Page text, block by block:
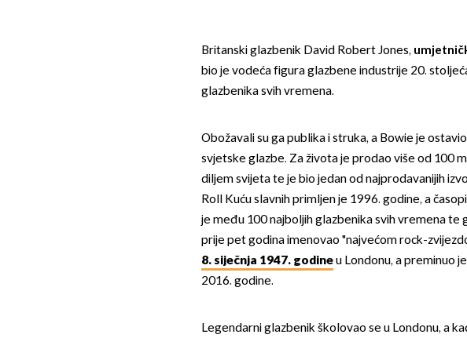
Britanski glazbenik David Robert Jones,
bio je vodeća figura glazbene industrije 20.
glazbenika svih vremena.
Obožavali su ga publika i struka, a Bowie je
svjetske glazbe. Za života je prodao više od 100
diljem svijeta te je bio jedan od najprodavanijih
Roll Kuću slavnih primljen je 1996. godine, a
je među 100 najboljih glazbenika svih vremena te
prije pet godina imenovao "najvećom rock-
8. siječnja 1947. godineu Londonu, a preminuo
2016. godine.
Legendarni glazbenik školovao se u Londonu, a